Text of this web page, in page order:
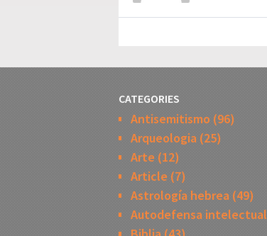
CATEGORIES
Antisemitismo (96)
Arqueologia (25)
Arte (12)
Article (7)
Astrología hebrea (49)
Autodefensa intelectual